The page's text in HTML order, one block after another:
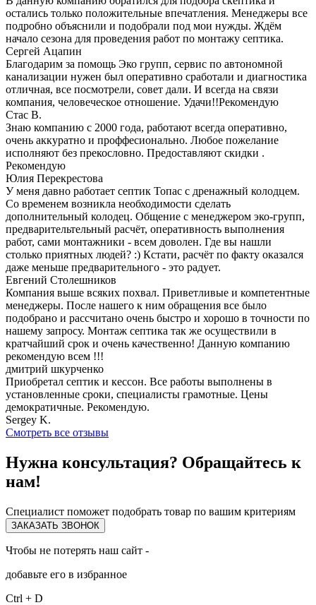
остались только положительные впечатления. Менеджеры все
подробно объяснили и подобрали под мои нужды. Ждём
начало сезона для проведения работ по монтажу септика.
Сергей Ацапин
Благодарим за помощь Эко групп, сервис по автономной
канализации нужен был оперативно сработали и диагностика
отличная, все посмотрели, совет дали. И всегда на связи
компания, человеческое отношение. Удачи!!Рекомендую
Стас В.
Знаю компанию с 2000 года, работают всегда оперативно,
очень аккуратно и проффесионально. Любое пожелание
исполняют без прекословно. Предоставляют скидки .
Рекомендую
Юлия Перекрестова
У меня давно работает септик Топас с дренажный колодцем.
Со временем возникла необходимости сделать
дополнительный колодец. Общение с менеджером эко-групп,
предварительтельный расчёт, оперативность выполнения
работ, сами монтажники - всем доволен. Где вы нашли
столько приятных людей? :) Кстати, расчёт по факту оказался
даже меньше предварительного - это радует.
Евгений Столешников
Компания выше всяких похвал. Приветливые и компетентные
менеджеры. После нашего к ним обращения все было
подобрано и рассчитано очень быстро и хорошо в точности по
нашему запросу. Монтаж септика так же осуществили в
кратчайший срок и очень качественно! Данную компанию
рекомендую всем !!!
дмитрий шкурченко
Приобретал септик и кессон. Все работы выполнены в
установленные сроки, специалисты грамотные. Цены
демократичные. Рекомендую.
Sergey K.
Смотреть все отзывы
Нужна консультация? Обращайтесь к
нам!
Специалист поможет подобрать товар по вашим критериям
ЗАКАЗАТЬ ЗВОНОК
Чтобы не потерять наш сайт -
добавьте его в избранное
Ctrl + D